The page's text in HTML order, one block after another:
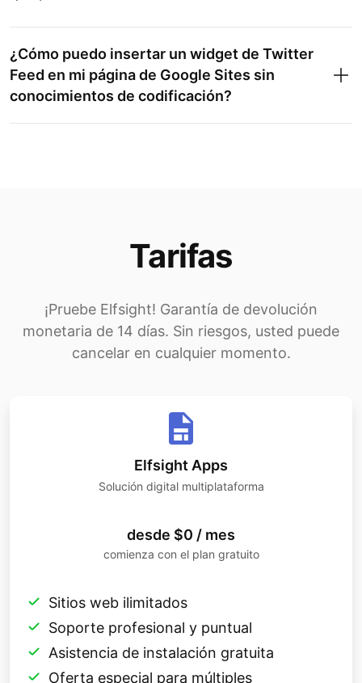
¿Cómo puedo insertar un widget de Twitter
Feed en mi página de Google Sites sin
conocimientos de codificación?
Tarifas
¡Pruebe Elfsight! Garantía de devolución
monetaria de 14 días. Sin riesgos, usted puede
cancelar en cualquier momento.
Elfsight Apps
Solución digital multiplataforma
desde $0 / mes
comienza con el plan gratuito
Sitios web ilimitados
Soporte profesional y puntual
Asistencia de instalación gratuita
Oferta especial para múltiples